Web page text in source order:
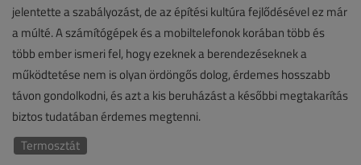
jelentette a szabályozást, de az építési kultúra fejlődésével ez már
a múlté. A számítógépek és a mobiltelefonok korában több és
több ember ismeri fel, hogy ezeknek a berendezéseknek a
működtetése nem is olyan ördöngős dolog, érdemes hosszabb
távon gondolkodni, és azt a kis beruházást a későbbi megtakarítás
biztos tudatában érdemes megtenni.
Termosztát